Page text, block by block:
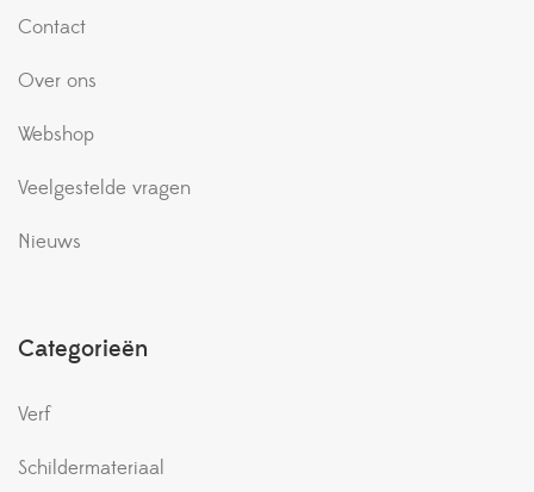
Contact
Over ons
Webshop
Veelgestelde vragen
Nieuws
Categorieën
Verf
Schildermateriaal